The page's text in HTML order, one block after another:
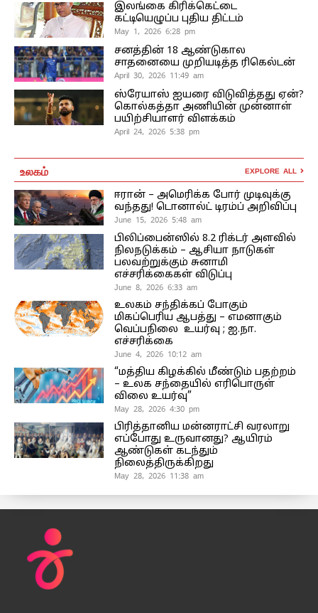
இலங்கை கிரிக்கெட்டை
கட்டியெழுப்ப புதிய திட்டம்
May 1, 2026 6:28 pm
சனத்தின் 18 ஆண்டுகால
சாதனையை முறியடித்த ரிகெல்டன்
April 30, 2026 11:49 am
ஸ்ரேயாஸ் ஐயரை விடுவித்தது ஏன்?
கொல்கத்தா அணியின் முன்னாள்
பயிற்சியாளர் விளக்கம்
April 24, 2026 5:38 pm
உலகம் EXPLORE ALL
ஈரான் – அமெரிக்க போர் முடிவுக்கு
வந்தது! டொனால்ட் டிரம்ப் அறிவிப்பு
June 15, 2026 5:48 am
பிலிப்பைன்ஸில் 8.2 ரிக்டர் அளவில்
நிலநடுக்கம் – ஆசியா நாடுகள்
பலவற்றுக்கும் சுனாமி
எச்சரிக்கைகள் விடுப்பு
June 8, 2026 6:33 am
உலகம் சந்திக்கப் போகும்
மிகப்பெரிய ஆபத்து – எமனாகும்
வெப்பநிலை உயர்வு ; ஐ.நா.
எச்சரிக்கை
June 4, 2026 10:12 am
“மத்திய கிழக்கில் மீண்டும் பதற்றம்
– உலக சந்தையில் எரிபொருள்
விலை உயர்வு”
May 28, 2026 4:30 pm
பிரித்தானிய மன்னராட்சி வரலாறு
எப்போது உருவானது? ஆயிரம்
ஆண்டுகள் கடந்தும்
நிலைத்திருக்கிறது
May 28, 2026 11:38 am